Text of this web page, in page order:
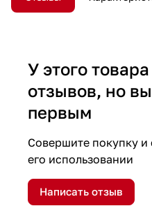
У этого
отзывов, но
первым
Совершите покупку и
его использовании
Написать отзыв